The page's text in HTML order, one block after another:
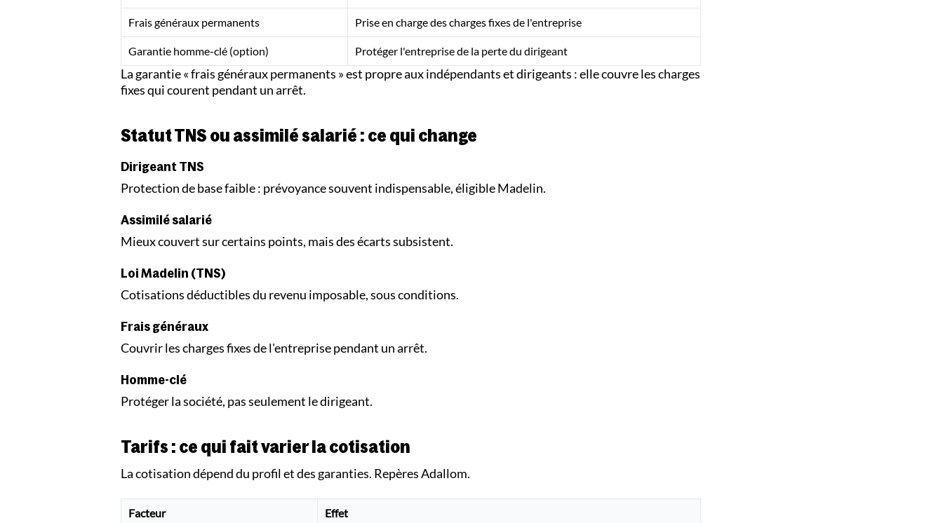
Frais généraux permanents Prise en charge des charges fixes de l'entreprise
Garantie homme-clé (option) Protéger l'entreprise de la perte du dirigeant
La garantie « frais généraux permanents » est propre aux indépendants et dirigeants : elle couvre les charges
fixes qui courent pendant un arrêt.
Statut TNS ou assimilé salarié : ce qui change
Dirigeant TNS
Protection de base faible : prévoyance souvent indispensable, éligible Madelin.
Assimilé salarié
Mieux couvert sur certains points, mais des écarts subsistent.
Loi Madelin (TNS)
Cotisations déductibles du revenu imposable, sous conditions.
Frais généraux
Couvrir les charges fixes de l'entreprise pendant un arrêt.
Homme-clé
Protéger la société, pas seulement le dirigeant.
Tarifs : ce qui fait varier la cotisation
La cotisation dépend du profil et des garanties. Repères Adallom.
Facteur Effet